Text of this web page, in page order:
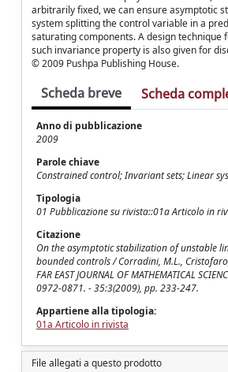
arbitrarily fixed, we can ensure asymptotic
system splitting the control variable in a
saturating components. A design technique
such invariance property is also given for
© 2009 Pushpa Publishing House.
Scheda breve Scheda
Anno di pubblicazione
2009
Parole chiave
Constrained control; Invariant sets; Linear
Tipologia
01 Pubblicazione su rivista::01a Articolo in
Citazione
On the asymptotic stabilization of unstable
bounded controls / Corradini, M.L.,
FAR EAST JOURNAL OF MATHEMATICAL
0972-0871. - 35:3(2009), pp. 233-247.
Appartiene alla tipologia:
01a Articolo in rivista
File allegati a questo prodotto